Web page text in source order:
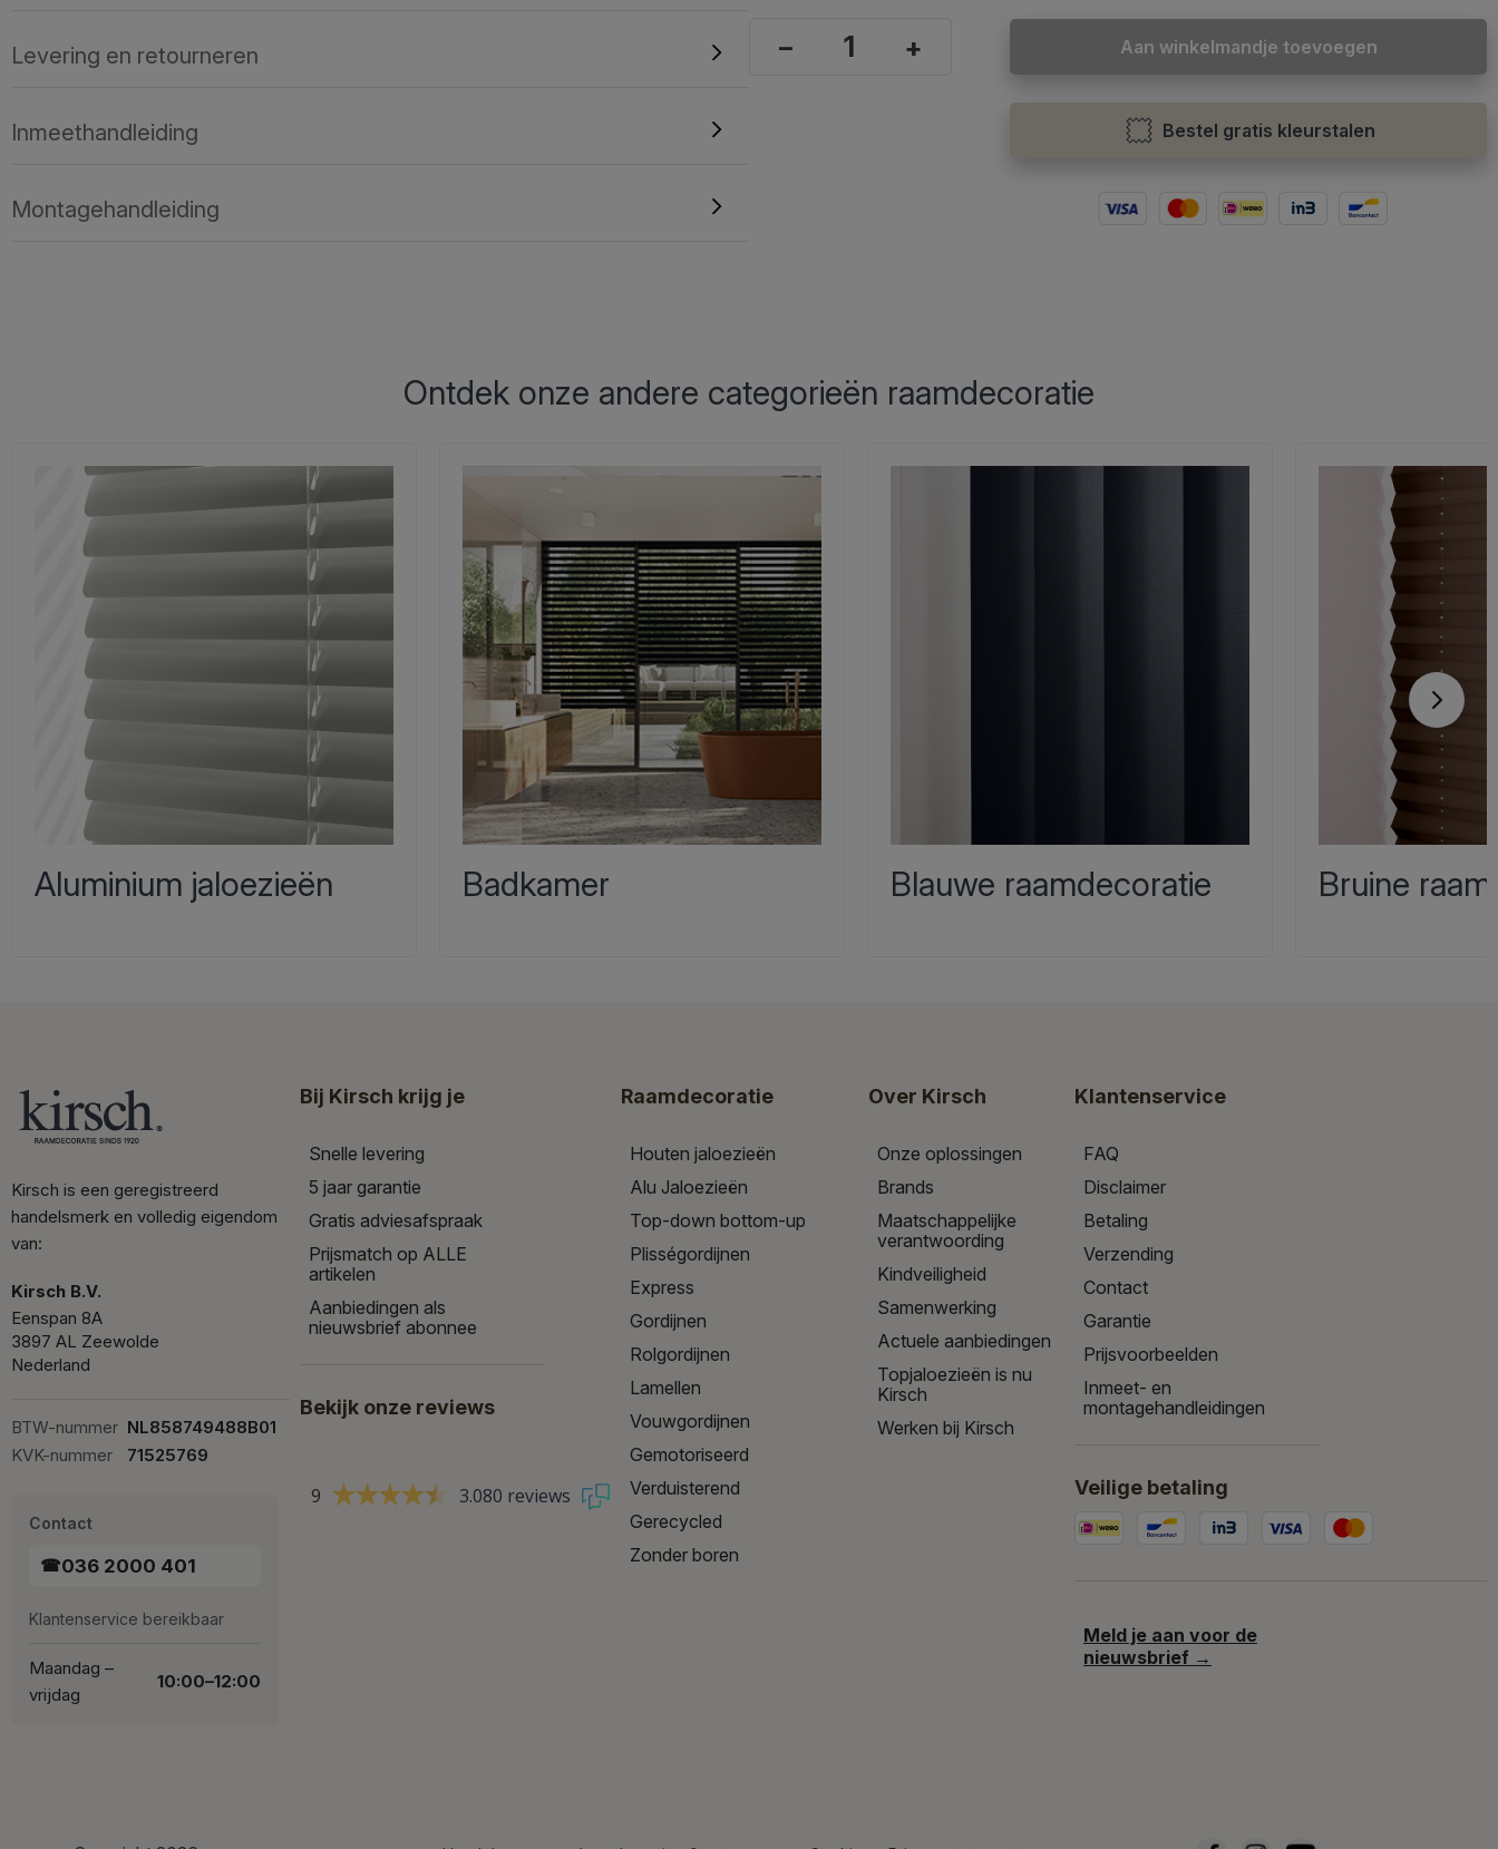
Levering en retourneren
Inmeethandleiding
Montagehandleiding
– + Aan winkelmandje toevoegen
Bestel gratis kleurstalen
Ontdek onze andere categorieën raamdecoratie
Aluminium jaloezieën Badkamer Blauwe raamdecoratie Bruine
Kirsch is een geregistreerd
handelsmerk en volledig eigendom
van:
Kirsch B.V.
Eenspan 8A
3897 AL Zeewolde
Nederland
BTW-nummer NL858749488B01
KVK-nummer
71525769
Contact
☎036 2000 401
Klantenservice bereikbaar
Maandag –
vrijdag
10:00–12:00
Bij Kirsch krijg je
Snelle levering
5 jaar garantie
Gratis adviesafspraak
Prijsmatch op ALLE
artikelen
Aanbiedingen als
nieuwsbrief abonnee
Bekijk onze reviews
9 3.080 reviews
Raamdecoratie
Houten jaloezieën
Alu Jaloezieën
Top-down bottom-up
Plisségordijnen
Express
Gordijnen
Rolgordijnen
Lamellen
Vouwgordijnen
Gemotoriseerd
Verduisterend
Gerecycled
Zonder boren
Over Kirsch
Onze oplossingen
Brands
Maatschappelijke
verantwoording
Kindveiligheid
Samenwerking
Actuele aanbiedingen
Topjaloezieën is nu
Kirsch
Werken bij Kirsch
Klantenservice
FAQ
Disclaimer
Betaling
Verzending
Contact
Garantie
Prijsvoorbeelden
Inmeet- en
montagehandleidingen
Veilige betaling
Meld je aan voor de
nieuwsbrief →